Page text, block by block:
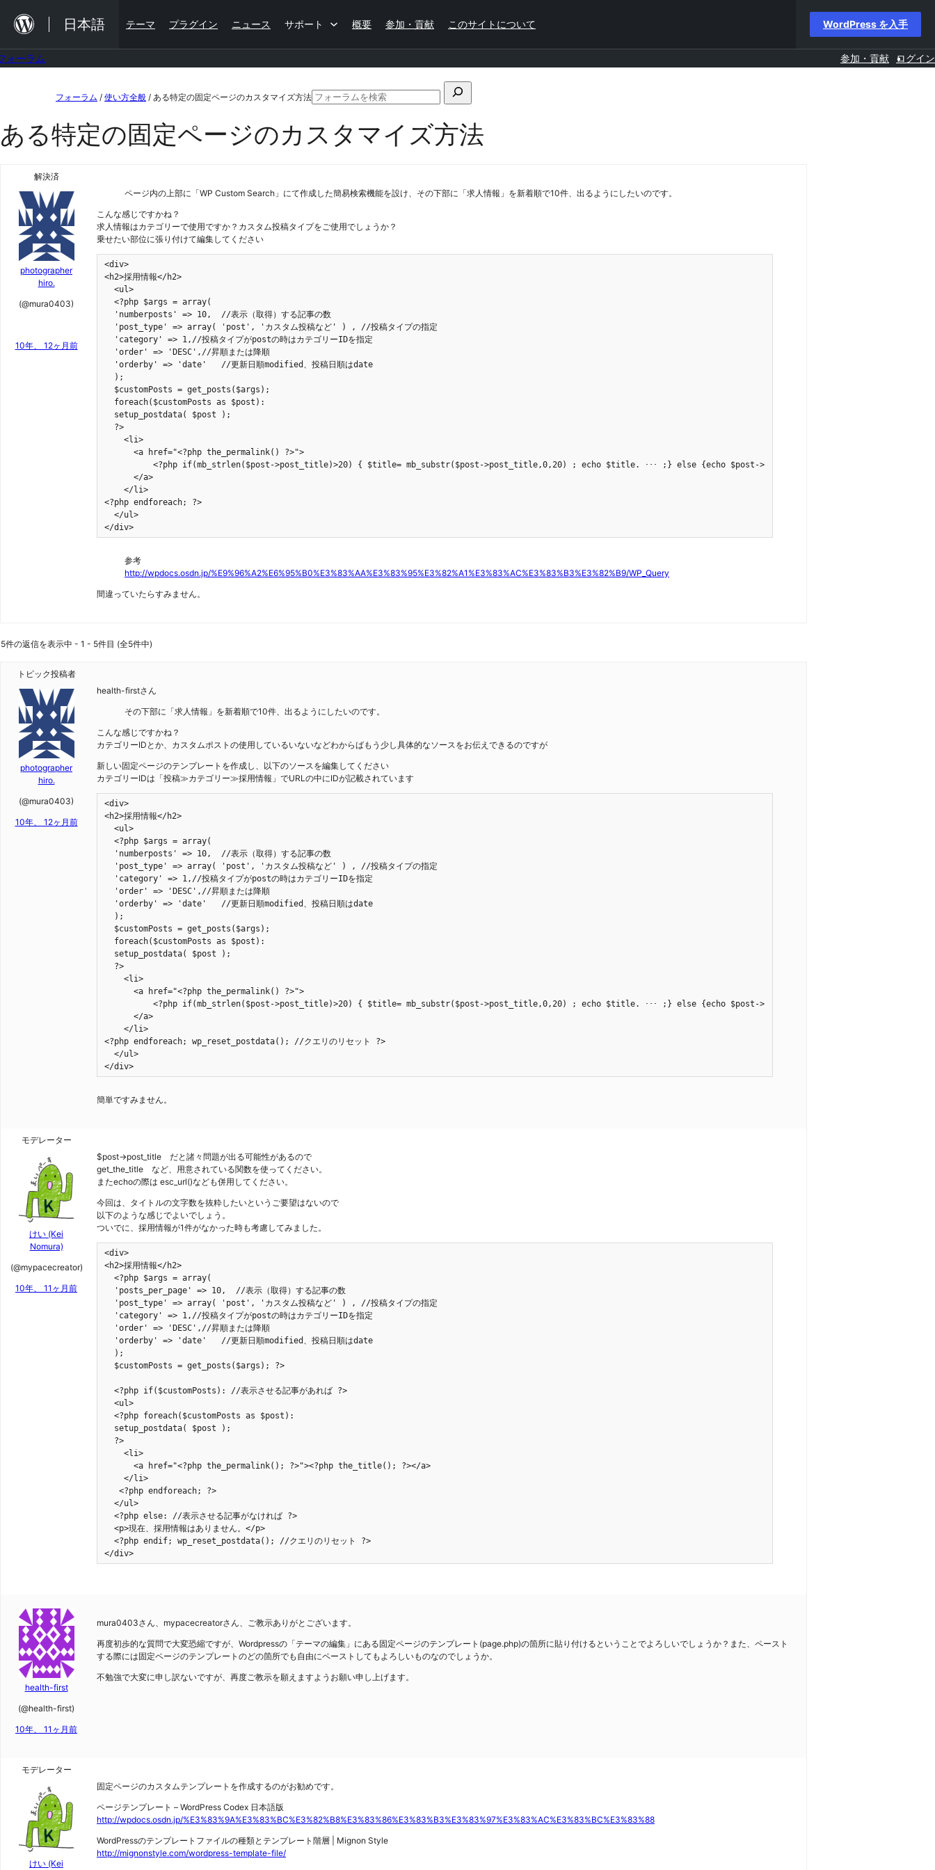
を
プ
日本語 テーマ プラグイン ニュース サポート 概要 参加・貢献 このサイトについて WordPress を入手
ォーラム 参加・貢献 ログイン
テ
フォーラム / 使い方全般 / ある特定の固定ページのカスタマイズ方法検
対
フ
ー
ラ
索
ある特定の固定ページのカスタマイズ方法
解決済
photographer
hiro.
(@mura0403)
10年、 12ヶ月前
ページ内の上部に「WP Custom Search」にて作成した簡易検索機能を設け、その下部に「求人情報」を新着順で10件、出るようにしたいのです。
こんな感じですかね？
求人情報はカテゴリーで使用ですか？カスタム投稿タイプをご使用でしょうか？
乗せたい部位に張り付けて編集してください
<div>
<h2>採用情報</h2>
  <ul>
  <?php $args = array(
  'numberposts' => 10,  //表示（取得）する記事の数
  'post_type' => array( 'post', 'カスタム投稿など' ) , //投稿タイプの指定
  'category' => 1,//投稿タイプがpostの時はカテゴリーIDを指定
  'order' => 'DESC',//昇順または降順
  'orderby' => 'date'	//更新日順modified、投稿日順はdate
  );
  $customPosts = get_posts($args);
  foreach($customPosts as $post):
  setup_postdata( $post );
  ?>
    <li>
      <a href="<?php the_permalink() ?>">
      </a>
    </li>
<?php endforeach; ?>
  </ul>
</div>
参考
http://wpdocs.osdn.jp/%E9%96%A2%E6%95%B0%E3%83%AA%E3%83%95%E3%82%A1%E3%83%AC%E3%83%B3%E3%82%B9/WP_Query
間違っていたらすみません。
5件の返信を表示中 - 1 - 5件目 (全5件中)
トピック投稿者
photographer
hiro.
(@mura0403)
10年、 12ヶ月前
health-firstさん
その下部に「求人情報」を新着順で10件、出るようにしたいのです。
こんな感じですかね？
カテゴリーIDとか、カスタムポストの使用しているいないなどわからばもう少し具体的なソースをお伝えできるのですが
新しい固定ページのテンプレートを作成し、以下のソースを編集してください
カテゴリーIDは「投稿≫カテゴリー≫採用情報」でURLの中にIDが記載されています
<div>
<h2>採用情報</h2>
  <ul>
  <?php $args = array(
  'numberposts' => 10,  //表示（取得）する記事の数
  'post_type' => array( 'post', 'カスタム投稿など' ) , //投稿タイプの指定
  'category' => 1,//投稿タイプがpostの時はカテゴリーIDを指定
  'order' => 'DESC',//昇順または降順
  'orderby' => 'date'	//更新日順modified、投稿日順はdate
  );
  $customPosts = get_posts($args);
  foreach($customPosts as $post):
  setup_postdata( $post );
  ?>
    <li>
      <a href="<?php the_permalink() ?>">
      </a>
    </li>
<?php endforeach; wp_reset_postdata(); //クエリのリセット ?>
  </ul>
</div>
簡単ですみません。
モデレーター
けい (Kei
Nomura)
(@mypacecreator)
10年、 11ヶ月前
$post->post_title だと諸々問題が出る可能性があるので
get_the_title など、用意されている関数を使ってください。
またechoの際は esc_url()なども併用してください。
今回は、タイトルの文字数を抜粋したいというご要望はないので
以下のような感じでよいでしょう。
ついでに、採用情報が1件がなかった時も考慮してみました。
<div>
<h2>採用情報</h2>
  <?php $args = array(
  'posts_per_page' => 10,  //表示（取得）する記事の数
  'post_type' => array( 'post', 'カスタム投稿など' ) , //投稿タイプの指定
  'category' => 1,//投稿タイプがpostの時はカテゴリーIDを指定
  'order' => 'DESC',//昇順または降順
  'orderby' => 'date'	//更新日順modified、投稿日順はdate
  );
  $customPosts = get_posts($args); ?>
  <?php if($customPosts): //表示させる記事があれば ?>
  <ul>
  <?php foreach($customPosts as $post):
  setup_postdata( $post );
  ?>
    <li>
      <a href="<?php the_permalink(); ?>"><?php the_title(); ?></a>
    </li>
   <?php endforeach; ?>
  </ul>
  <?php else: //表示させる記事がなければ ?>
  <p>現在、採用情報はありません。</p>
  <?php endif; wp_reset_postdata(); //クエリのリセット ?>
</div>
health-first
(@health-first)
10年、 11ヶ月前
mura0403さん、mypacecreatorさん、ご教示ありがとございます。
再度初歩的な質問で大変恐縮ですが、Wordpressの「テーマの編集」にある固定ページのテンプレート(page.php)の箇所に貼り付けるということでよろしいでしょうか？また、ペースト
する際には固定ページのテンプレートのどの箇所でも自由にペーストしてもよろしいものなのでしょうか。
不勉強で大変に申し訳ないですが、再度ご教示を願えますようお願い申し上げます。
モデレーター
けい (Kei
固定ページのカスタムテンプレートを作成するのがお勧めです。
ページテンプレート – WordPress Codex 日本語版
http://wpdocs.osdn.jp/%E3%83%9A%E3%83%BC%E3%82%B8%E3%83%86%E3%83%B3%E3%83%97%E3%83%AC%E3%83%BC%E3%83%88
WordPressのテンプレートファイルの種類とテンプレート階層 | Mignon Style
http://mignonstyle.com/wordpress-template-file/